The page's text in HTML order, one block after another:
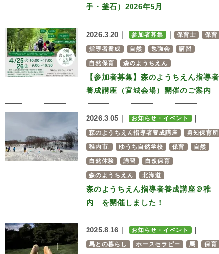
手・釜石）2026年5月
2026.3.20｜ 参加者募集 保育士 保育
指導者養成 自然 勉強会 講習
自然保育 森のようちえん
【参加者募集】森のようちえん指導者
養成講座（宮城会場）開催のご案内
2026.3.05｜ お知らせ・イベント
森のようちえん指導者養成講座 勇知保育所
稚内市. ゆうち自然学校 保育 自然
自然体験 講習 自然保育
森のようちえん 北海道
森のようちえん指導者養成講座＠稚
内 を開催しました！
2025.8.16｜ お知らせ・イベント
馬との暮らし ホースセラピー 馬 保育